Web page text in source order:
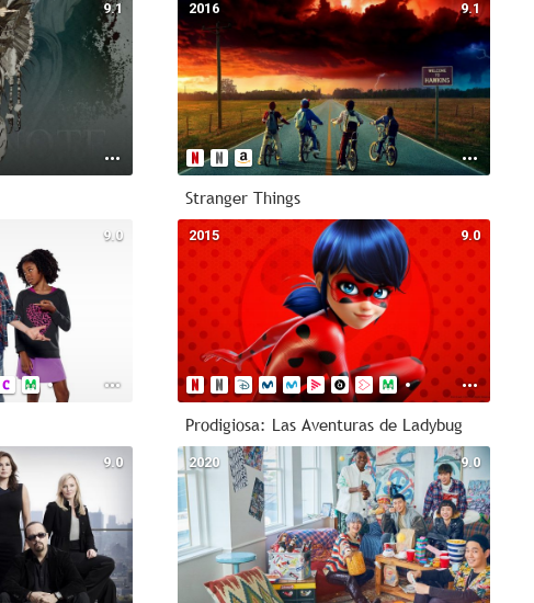
9.1 9.1
2016
Stranger Things
9.0 9.0
2015
Prodigiosa: Las Aventuras de Ladybug
9.0 9.0
2020